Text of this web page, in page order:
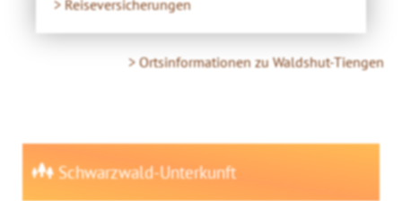
> Reiseversicherungen
> Ortsinformationen zu Waldshut-Tiengen
Schwarzwald-Unterkunft